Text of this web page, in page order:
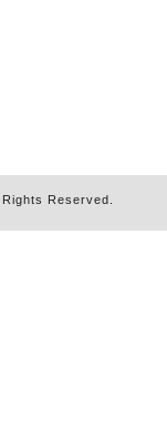
Rights Reserved.